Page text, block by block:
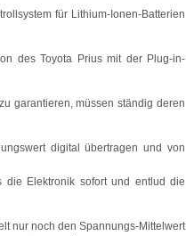
für Lithium-Ionen-Batterien
des Toyota Prius mit der Plug-in-
garantieren, müssen ständig deren
digital übertragen und von
die Elektronik sofort und entlud die
nur noch den Spannungs-Mittelwert